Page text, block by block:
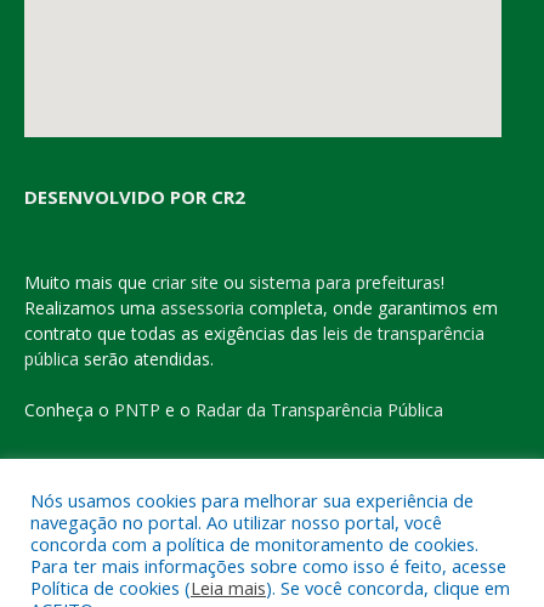
DESENVOLVIDO POR CR2
Muito mais que criar site ou sistema para prefeituras!
Realizamos uma assessoria completa, onde garantimos em
contrato que todas as exigências das leis de transparência
pública serão atendidas.
Conheça o PNTP e o Radar da Transparência Pública
Todos os direitos reservados a Prefeitura Municipal de Eldorado
do Carajás
Nós usamos cookies para melhorar sua experiência de
navegação no portal. Ao utilizar nosso portal, você
concorda com a política de monitoramento de cookies.
Para ter mais informações sobre como isso é feito, acesse
Política de cookies (Leia mais). Se você concorda, clique em